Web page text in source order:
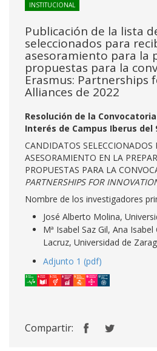
INSTITUCIONAL
Publicación de la lista
seleccionados para
asesoramiento para la
propuestas para la
Erasmus: Partnerships
Alliances de 2022
Resolución de la
Interés de Campus Iberus del
CANDIDATOS SELECCIONADOS
ASESORAMIENTO EN LA
PROPUESTAS PARA LA
PARTNERSHIPS FOR
Nombre de los investigadores
José Alberto Molina,
Mª Isabel Saz Gil, Ana
Lacruz, Universidad de
Adjunto 1 (pdf)
Compartir: